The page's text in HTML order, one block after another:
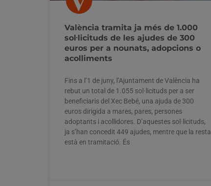
València tramita ja més de 1.000
sol·licituds de les ajudes de 300
euros per a nounats, adopcions o
acolliments
Fins a l’1 de juny, l’Ajuntament de València ha
rebut un total de 1.055 sol·licituds per a ser
beneficiaris del Xec Bebé, una ajuda de 300
euros dirigida a mares, pares, persones
adoptants i acollidores. D’aquestes sol·licituds,
ja s’han concedit 449 ajudes, mentre que la resta
està en tramitació. És